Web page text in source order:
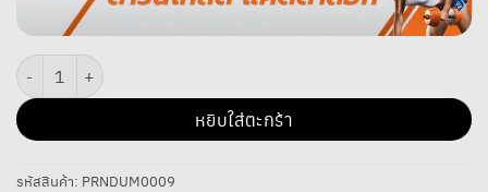
จำนวน Power Reform ชั้นวางดัมเบลรูปตัว S 8 คู่ ชิ้น
หยิบใส่ตะกร้า
รหัสสินค้า: PRNDUM0009